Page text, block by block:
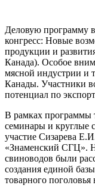
Деловую программу
конгресс: Новые
продукции и
Канада). Особое
мясной индустрии и
Канады. Участники
потенциал по
В рамках программы
семинары и круглые
участие Сизарева
«Знаменский СГЦ».
свиноводов были
создания единой
товарного